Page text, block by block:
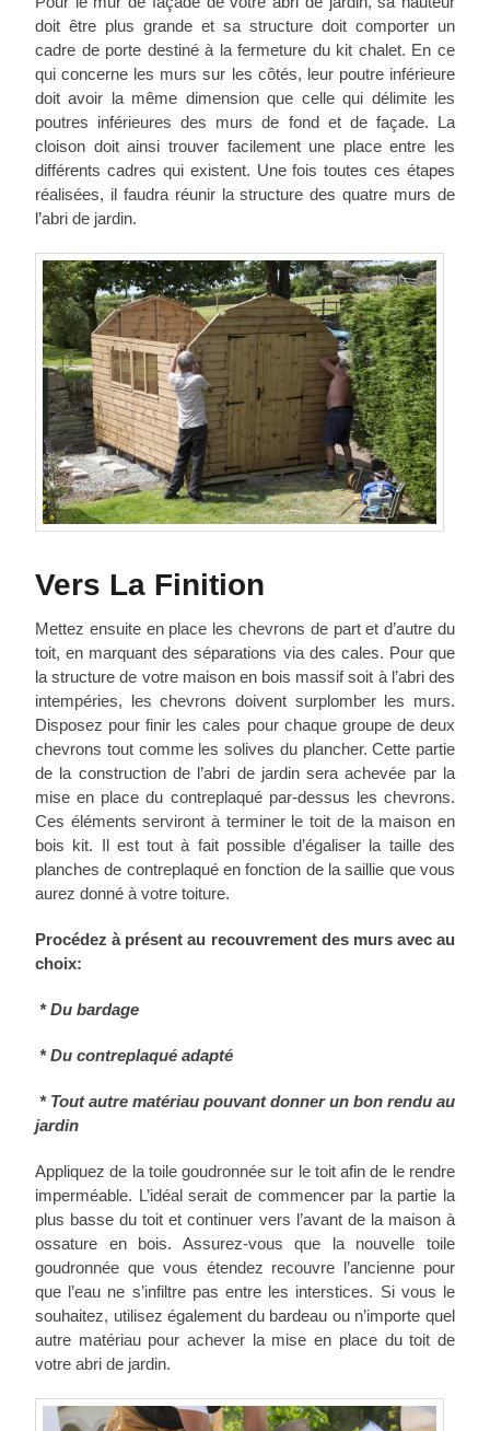
doit être plus grande et sa structure doit comporter un
cadre de porte destiné à la fermeture du kit chalet. En ce
qui concerne les murs sur les côtés, leur poutre inférieure
doit avoir la même dimension que celle qui délimite les
poutres inférieures des murs de fond et de façade. La
cloison doit ainsi trouver facilement une place entre les
différents cadres qui existent. Une fois toutes ces étapes
réalisées, il faudra réunir la structure des quatre murs de
l’abri de jardin.
Vers La Finition
Mettez ensuite en place les chevrons de part et d’autre du
toit, en marquant des séparations via des cales. Pour que
la structure de votre maison en bois massif soit à l’abri des
intempéries, les chevrons doivent surplomber les murs.
Disposez pour finir les cales pour chaque groupe de deux
chevrons tout comme les solives du plancher. Cette partie
de la construction de l’abri de jardin sera achevée par la
mise en place du contreplaqué par-dessus les chevrons.
Ces éléments serviront à terminer le toit de la maison en
bois kit. Il est tout à fait possible d’égaliser la taille des
planches de contreplaqué en fonction de la saillie que vous
aurez donné à votre toiture.
Procédez à présent au recouvrement des murs avec au
choix:
* Du bardage
* Du contreplaqué adapté
* Tout autre matériau pouvant donner un bon rendu au
jardin
Appliquez de la toile goudronnée sur le toit afin de le rendre
imperméable. L’idéal serait de commencer par la partie la
plus basse du toit et continuer vers l’avant de la maison à
ossature en bois. Assurez-vous que la nouvelle toile
goudronnée que vous étendez recouvre l’ancienne pour
que l’eau ne s’infiltre pas entre les interstices. Si vous le
souhaitez, utilisez également du bardeau ou n’importe quel
autre matériau pour achever la mise en place du toit de
votre abri de jardin.